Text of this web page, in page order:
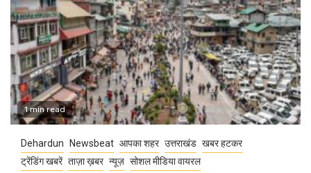
1 min read
Dehardun Newsbeat आपका शहर उत्तराखंड खबर हटकर
ट्रेंडिंग खबरें ताज़ा ख़बर न्यूज़ सोशल मीडिया वायरल